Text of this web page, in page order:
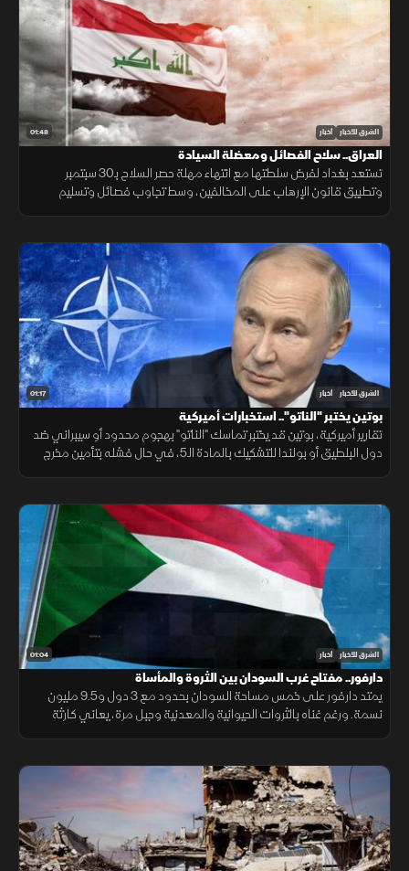
01:48 الشرق للأخبار أخبار
العراق.. سلاح الفصائل ومعضلة السيادة
تستعد بغداد لفرض سلطتها مع انتهاء مهلة حصر السلاح بـ30 سبتمبر
وتطبيق قانون الإرهاب على المخالفين، وسط تجاوب فصائل وتسليم
01:17 الشرق للأخبار أخبار
بوتين يختبر "الناتو".. استخبارات أميركية
تقارير أميركية، بوتين قد يختبر تماسك "الناتو" بهجوم محدود أو سيبراني ضد
دول البلطيق أو بولندا للتشكيك بالمادة الـ5، في حال فشله بتأمين مخرج
01:04 الشرق للأخبار أخبار
دارفور.. مفتاح غرب السودان بين الثروة والمأساة
يمتد دارفور على خمس مساحة السودان بحدود مع 3 دول و9.5 مليون
نسمة. ورغم غناه بالثروات الحيوانية والمعدنية وجبل مرة، يعاني كارثة